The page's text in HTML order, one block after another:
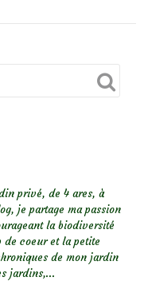
privé, de 4 ares, à
je partage ma passion
la biodiversité
de coeur et la petite
de mon jardin
jardins,...